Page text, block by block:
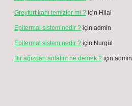
Greyfurt kanı temizler mi ? için Hilal
Epitermal sistem nedir ? için admin
Epitermal sistem nedir ? için Nurgül
Bir ağızdan anlatım ne demek ? için admin